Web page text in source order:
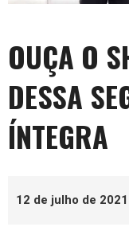
OUÇA O
DESSA
ÍNTEGRA
12 de julho de 2021